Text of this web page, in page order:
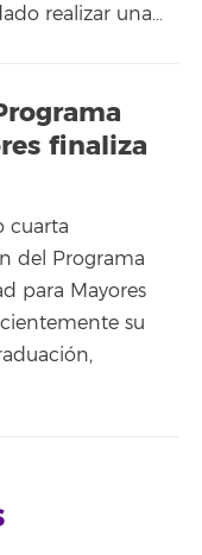
realizar una…
finaliza
cuarta
del Programa
para Mayores
su